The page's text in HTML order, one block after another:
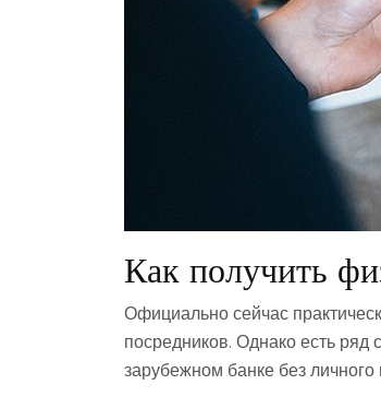
Как получить
Официально сейчас
посредников. Однако есть
зарубежном банке без личного